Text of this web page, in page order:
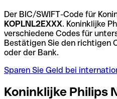
Der BIC/SWIFT-Code für
KOPLNL2EXXX. Koninklijke
verschiedene Codes für
Bestätigen Sie den richtigen
oder der Bank.
Sparen Sie Geld bei
Koninklijke Philips